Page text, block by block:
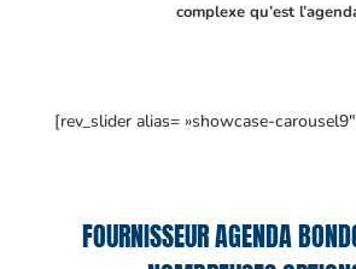
complexe qu’est
[rev_slider alias= »showcase-
FOURNISSEUR AGENDA